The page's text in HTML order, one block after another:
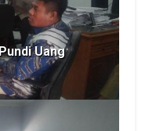
Uang